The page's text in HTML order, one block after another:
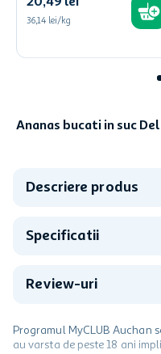
Dole Tropical Gold, 567 g
In stoc
Descriere produs
Specificatii
Review-uri